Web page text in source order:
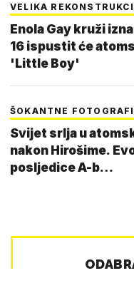
VELIKA
Enola Gay kruži
16 ispustit će
'Little Boy'
ŠOKANTNE
Svijet srlja u
nakon Hirošime.
posljedice A-b…